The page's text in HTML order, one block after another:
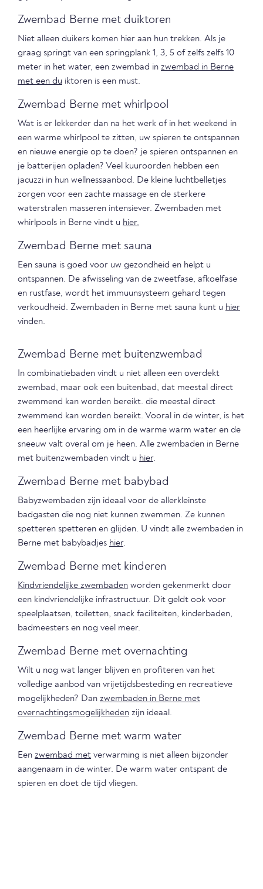
Zwembad Berne met duiktoren
Niet alleen duikers komen hier aan hun trekken. Als je
graag springt van een springplank 1, 3, 5 of zelfs zelfs 10
meter in het water, een zwembad in zwembad in Berne
met een du iktoren is een must.
Zwembad Berne met whirlpool
Wat is er lekkerder dan na het werk of in het weekend in
een warme whirlpool te zitten, uw spieren te ontspannen
en nieuwe energie op te doen? je spieren ontspannen en
je batterijen opladen? Veel kuuroorden hebben een
jacuzzi in hun wellnessaanbod. De kleine luchtbelletjes
zorgen voor een zachte massage en de sterkere
waterstralen masseren intensiever. Zwembaden met
whirlpools in Berne vindt u hier.
Zwembad Berne met sauna
Een sauna is goed voor uw gezondheid en helpt u
ontspannen. De afwisseling van de zweetfase, afkoelfase
en rustfase, wordt het immuunsysteem gehard tegen
verkoudheid. Zwembaden in Berne met sauna kunt u hier
vinden.
Zwembad Berne met buitenzwembad
In combinatiebaden vindt u niet alleen een overdekt
zwembad, maar ook een buitenbad, dat meestal direct
zwemmend kan worden bereikt. die meestal direct
zwemmend kan worden bereikt. Vooral in de winter, is het
een heerlijke ervaring om in de warme warm water en de
sneeuw valt overal om je heen. Alle zwembaden in Berne
met buitenzwembaden vindt u hier.
Zwembad Berne met babybad
Babyzwembaden zijn ideaal voor de allerkleinste
badgasten die nog niet kunnen zwemmen. Ze kunnen
spetteren spetteren en glijden. U vindt alle zwembaden in
Berne met babybadjes hier.
Zwembad Berne met kinderen
Kindvriendelijke zwembaden worden gekenmerkt door
een kindvriendelijke infrastructuur. Dit geldt ook voor
speelplaatsen, toiletten, snack faciliteiten, kinderbaden,
badmeesters en nog veel meer.
Zwembad Berne met overnachting
Wilt u nog wat langer blijven en profiteren van het
volledige aanbod van vrijetijdsbesteding en recreatieve
mogelijkheden? Dan zwembaden in Berne met
overnachtingsmogelijkheden zijn ideaal.
Zwembad Berne met warm water
Een zwembad met verwarming is niet alleen bijzonder
aangenaam in de winter. De warm water ontspant de
spieren en doet de tijd vliegen.